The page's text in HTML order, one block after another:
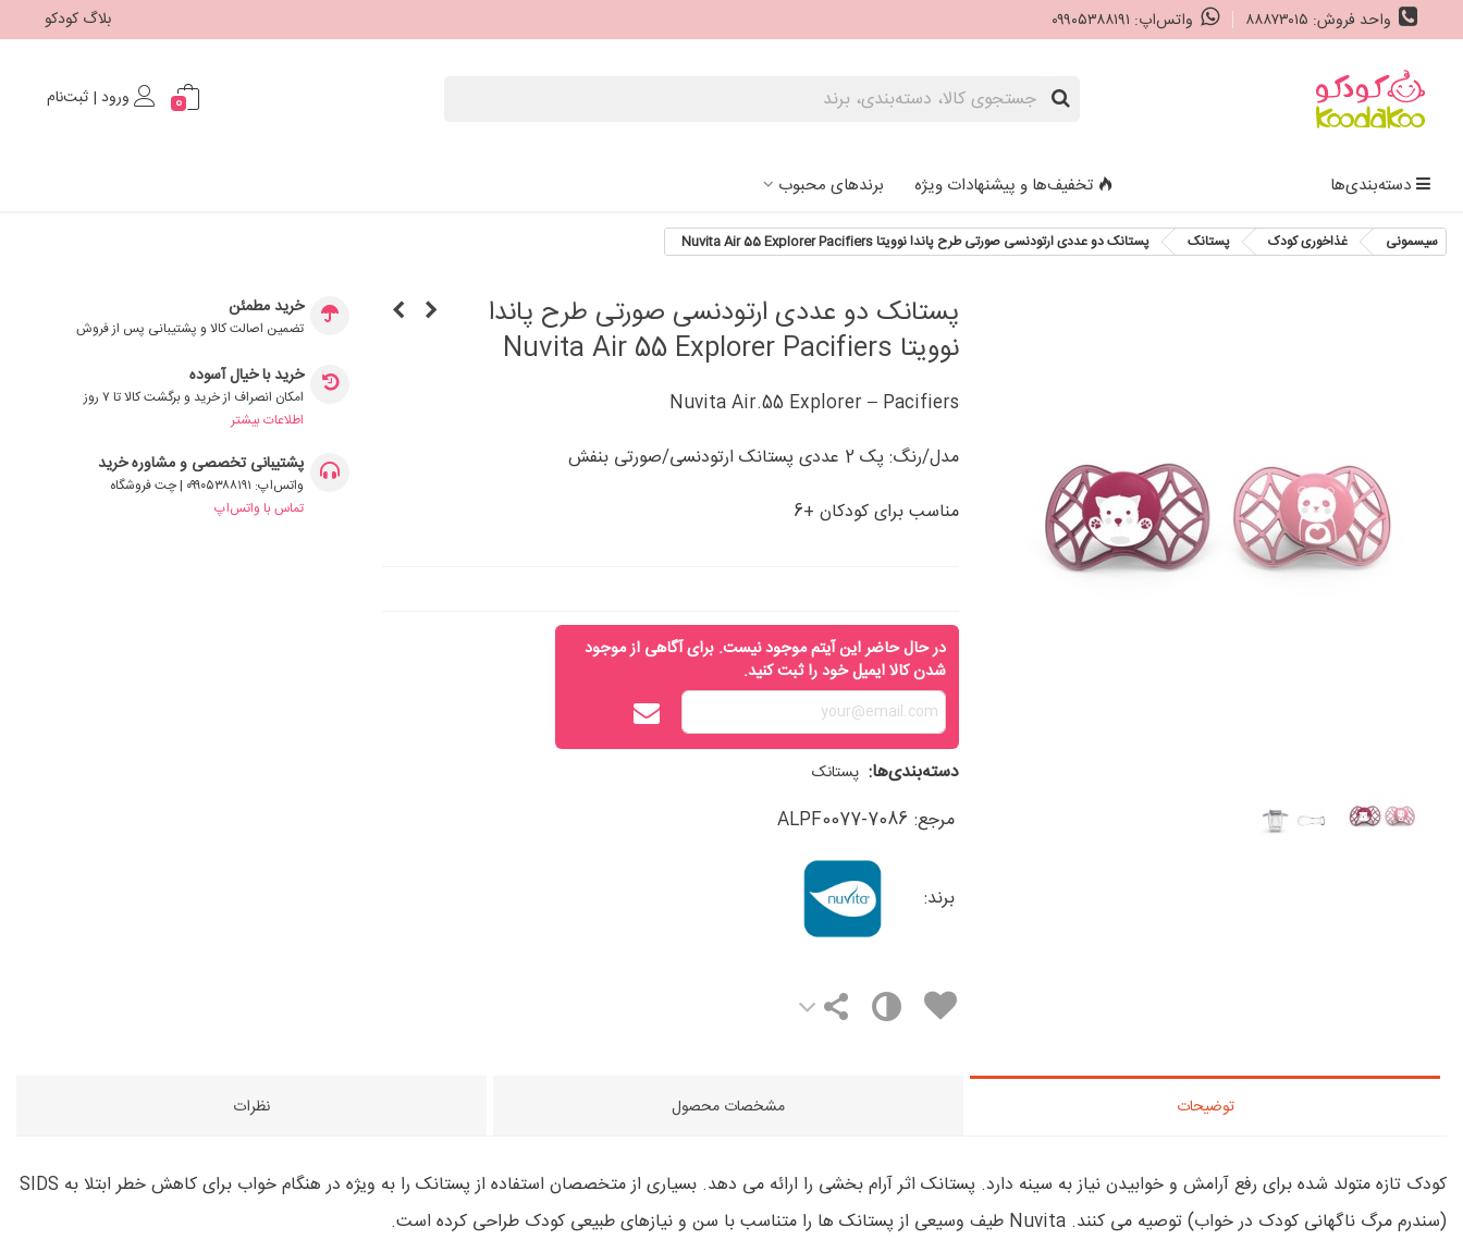
واحد فروش: ۸۸۸۷۳۰۱۵ واتس‌اپ: ۰۹۹۰۵۳۸۸۱۹۱ بلاگ کودکو
0 ورود | ثبت‌نام
دسته‌بندی‌ها تخفیف‌ها و پیشنهادات ویژه برندهای محبوب
سیسمونی غذاخوری کودک پستانک پستانک دو عددی ارتودنسی صورتی طرح پاندا نوویتا Nuvita Air 55 Explorer Pacifiers
پستانک دو عددی ارتودنسی صورتی طرح پاندا
نوویتا Nuvita Air 55 Explorer Pacifiers
Nuvita Air.55 Explorer – Pacifiers
مدل/رنگ: پک 2 عددی پستانک ارتودنسی/صورتی بنفش
مناسب برای کودکان +6
در حال حاضر این آیتم موجود نیست. برای آگاهی از موجود
شدن کالا ایمیل خود را ثبت کنید.
دسته‌بندی‌ها: پستانک
مرجع: ALPF0077-7086
برند:
خرید مطمئن
تضمین اصالت کالا و پشتیبانی پس از فروش
خرید با خیال آسوده
امکان انصراف از خرید و برگشت کالا تا ۷ روز
اطلاعات بیشتر
پشتیبانی تخصصی و مشاوره خرید
واتس‌اپ: ۰۹۹۰۵۳۸۸۱۹۱ | چت فروشگاه
تماس با واتس‌اپ
توضیحات مشخصات محصول نظرات
کودک تازه متولد شده برای رفع آرامش و خوابیدن نیاز به سینه دارد. پستانک اثر آرام بخشی را ارائه می دهد. بسیاری از متخصصان استفاده از پستانک را به ویژه در هنگام خواب برای کاهش خطر ابتلا به SIDS
(سندرم مرگ ناگهانی کودک در خواب) توصیه می کنند. Nuvita طیف وسیعی از پستانک ها را متناسب با سن و نیازهای طبیعی کودک طراحی کرده است.